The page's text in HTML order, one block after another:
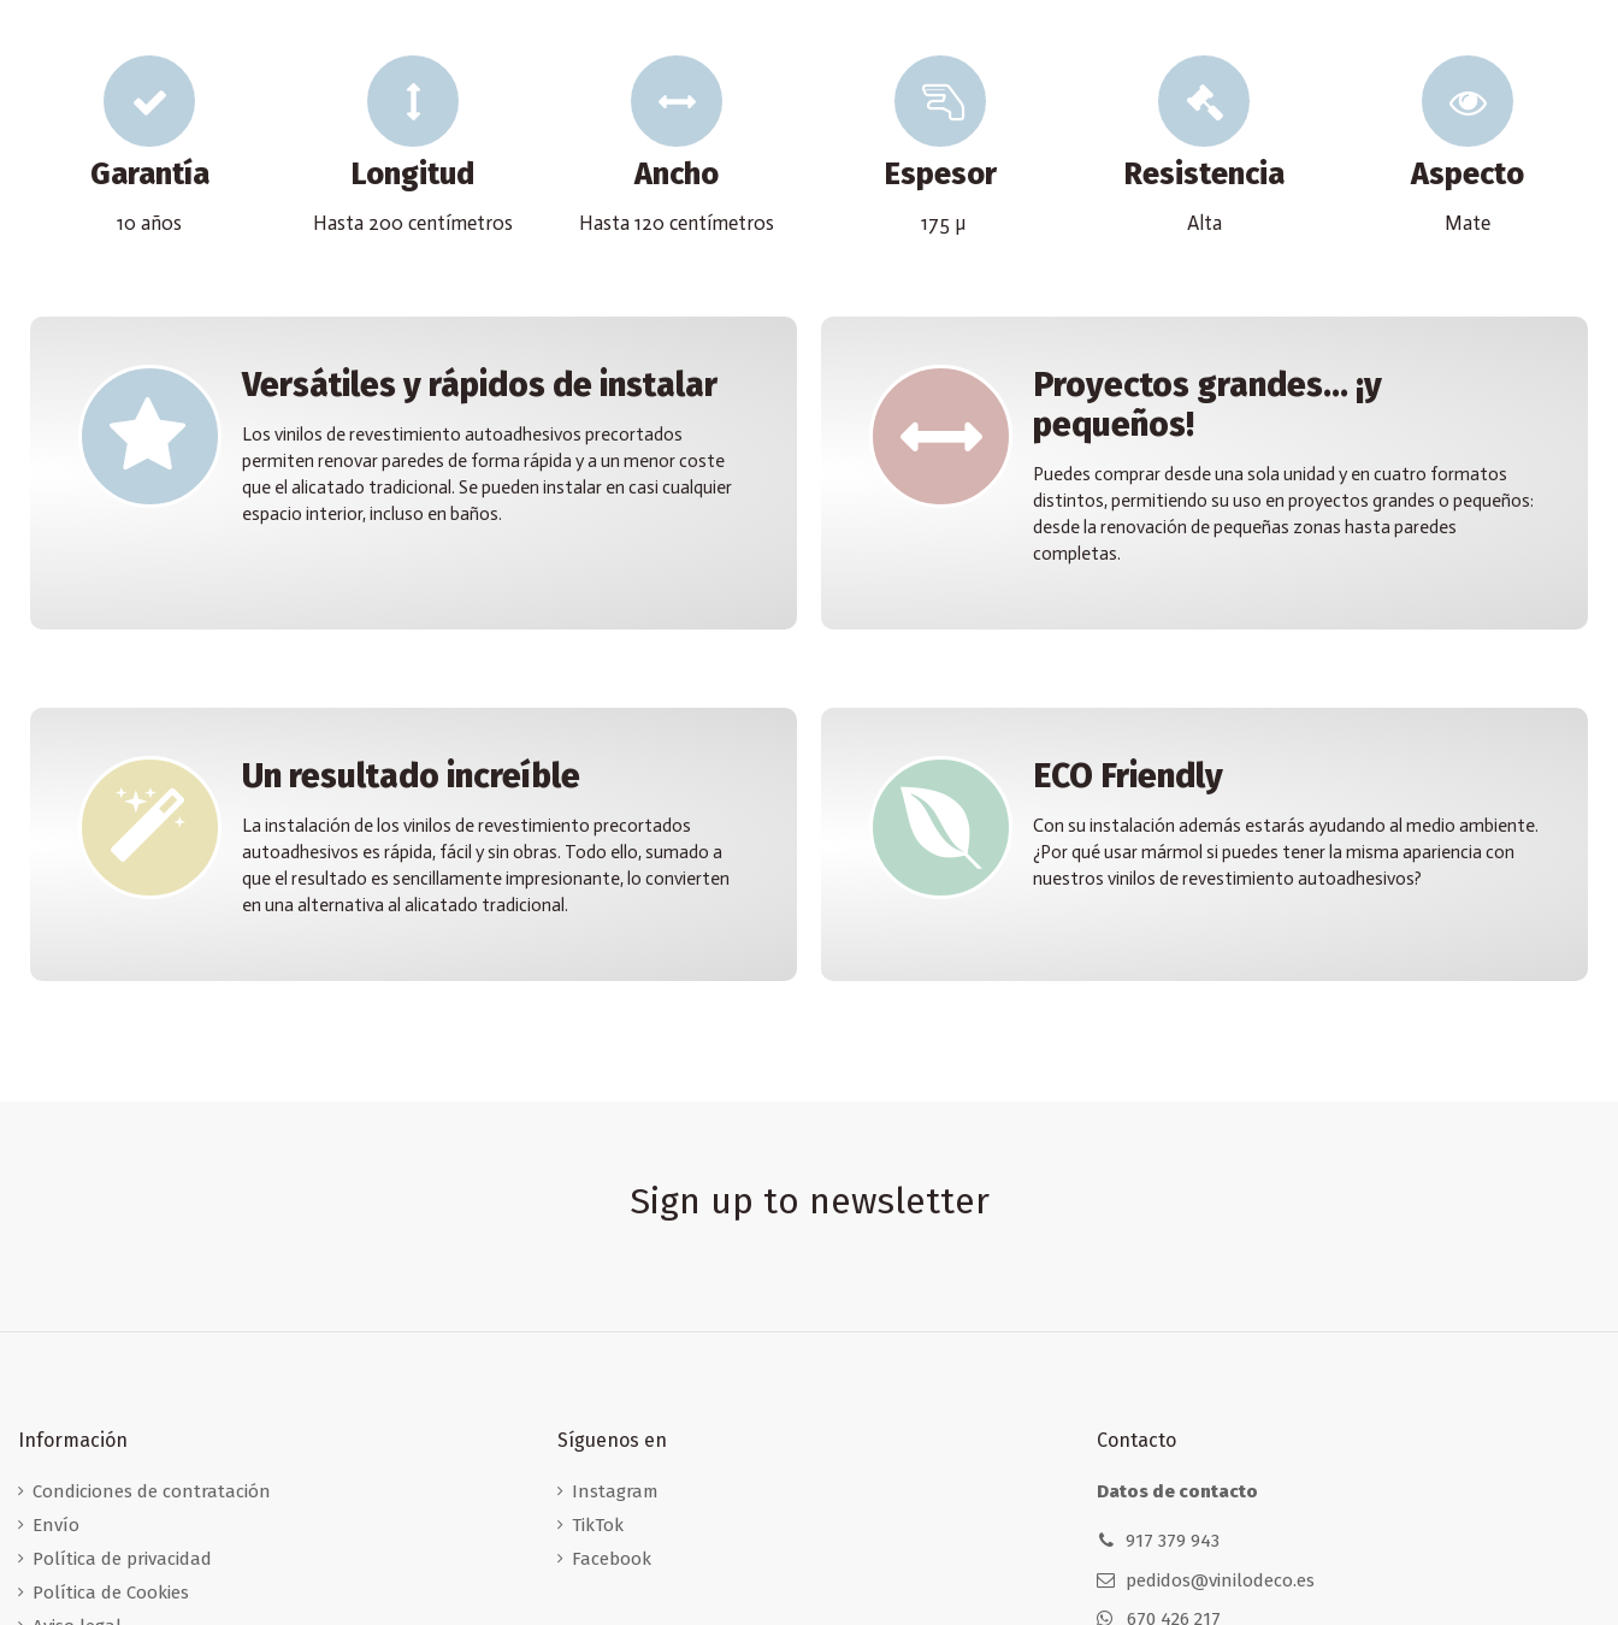
Garantía
10 años
Longitud
Hasta 200 centímetros
Ancho
Hasta 120 centímetros
Espesor
175 µ
Resistencia
Alta
Aspecto
Mate
Versátiles y rápidos de instalar
Los vinilos de revestimiento autoadhesivos precortados
permiten renovar paredes de forma rápida y a un menor coste
que el alicatado tradicional. Se pueden instalar en casi cualquier
espacio interior, incluso en baños.
Proyectos grandes... ¡y
pequeños!
Puedes comprar desde una sola unidad y en cuatro formatos
distintos, permitiendo su uso en proyectos grandes o pequeños:
desde la renovación de pequeñas zonas hasta paredes
completas.
Un resultado increíble
La instalación de los vinilos de revestimiento precortados
autoadhesivos es rápida, fácil y sin obras. Todo ello, sumado a
que el resultado es sencillamente impresionante, lo convierten
en una alternativa al alicatado tradicional.
ECO Friendly
Con su instalación además estarás ayudando al medio ambiente.
¿Por qué usar mármol si puedes tener la misma apariencia con
nuestros vinilos de revestimiento autoadhesivos?
Sign up to newsletter
Información
Condiciones de contratación
Envío
Política de privacidad
Política de Cookies
Síguenos en
Instagram
TikTok
Facebook
Contacto
Datos de contacto
917 379 943
pedidos@vinilodeco.es
670 426 217